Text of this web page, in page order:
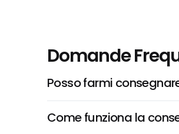
Domande
Posso farmi
Come funziona la